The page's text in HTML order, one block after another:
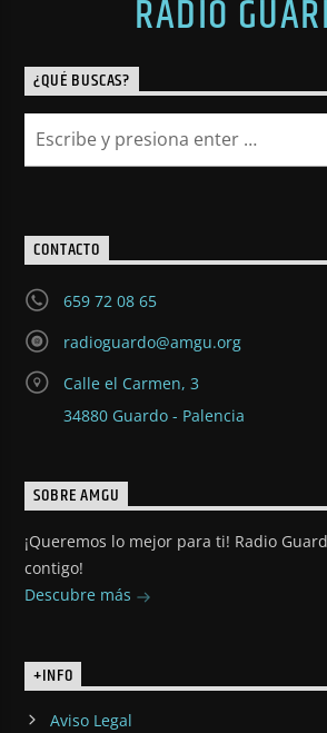
RADIO
¿QUÉ BUSCAS?
CONTACTO
659 72 08 65
radioguardo@amgu.org
Calle el Carmen, 3
34880 Guardo - Palencia
SOBRE AMGU
¡Queremos lo mejor para ti! Radio
contigo!
Descubre más
+INFO
Aviso Legal